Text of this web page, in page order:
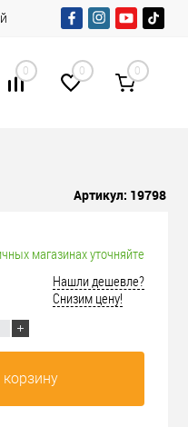
0 0 0
Артикул: 19798
магазинах уточняйте
Нашли дешевле?
Снизим цену!
корзину